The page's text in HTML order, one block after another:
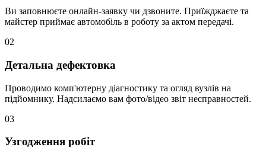
Ви заповнюєте онлайн-заявку чи дзвоните. Приїжджаєте та
майстер приймає автомобіль в роботу за актом передачі.
02
Детальна дефектовка
Проводимо комп'ютерну діагностику та огляд вузлів на
підйомнику. Надсилаємо вам фото/відео звіт несправностей.
03
Узгодження робіт